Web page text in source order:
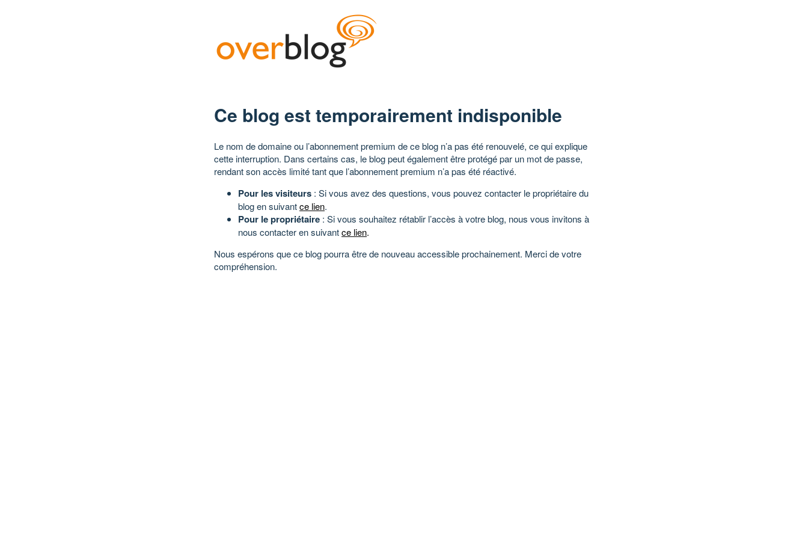
Ce blog est temporairement indisponible
Le nom de domaine ou l’abonnement premium de ce blog n’a pas été renouvelé, ce qui explique
cette interruption. Dans certains cas, le blog peut également être protégé par un mot de passe,
rendant son accès limité tant que l’abonnement premium n’a pas été réactivé.
Pour les visiteurs : Si vous avez des questions, vous pouvez contacter le propriétaire du
blog en suivantce lien.
Pour le propriétaire : Si vous souhaitez rétablir l’accès à votre blog, nous vous invitons à
nous contacter en suivantce lien.
Nous espérons que ce blog pourra être de nouveau accessible prochainement. Merci de votre
compréhension.